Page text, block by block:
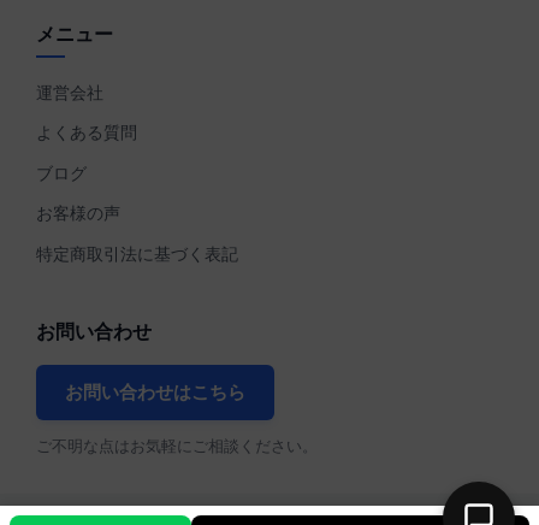
メニュー
運営会社
よくある質問
ブログ
お客様の声
特定商取引法に基づく表記
お問い合わせ
お問い合わせはこちら
ご不明な点はお気軽にご相談ください。